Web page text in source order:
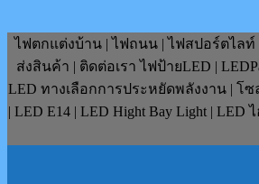
ไฟตกแต่งบ้าน | ไฟถนน | ไฟสปอร์ตไลท์
ส่งสินค้า | ติดต่อเรา ไฟป้ายLED |
LED ทางเลือกการประหยัดพลังงาน | โซล่
| LED E14 | LED Hight Bay Light |